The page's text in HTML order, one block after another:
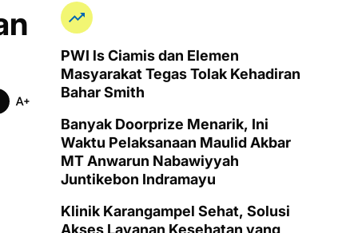
PWI ls Ciamis dan Elemen
Masyarakat Tegas Tolak Kehadiran
Bahar Smith
Banyak Doorprize Menarik, Ini
Waktu Pelaksanaan Maulid Akbar
MT Anwarun Nabawiyyah
Juntikebon Indramayu
Klinik Karangampel Sehat, Solusi
Akses Layanan Kesehatan yang